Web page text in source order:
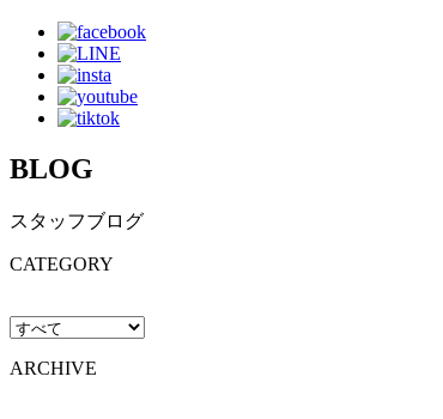
BLOG
スタッフブログ
CATEGORY
ARCHIVE